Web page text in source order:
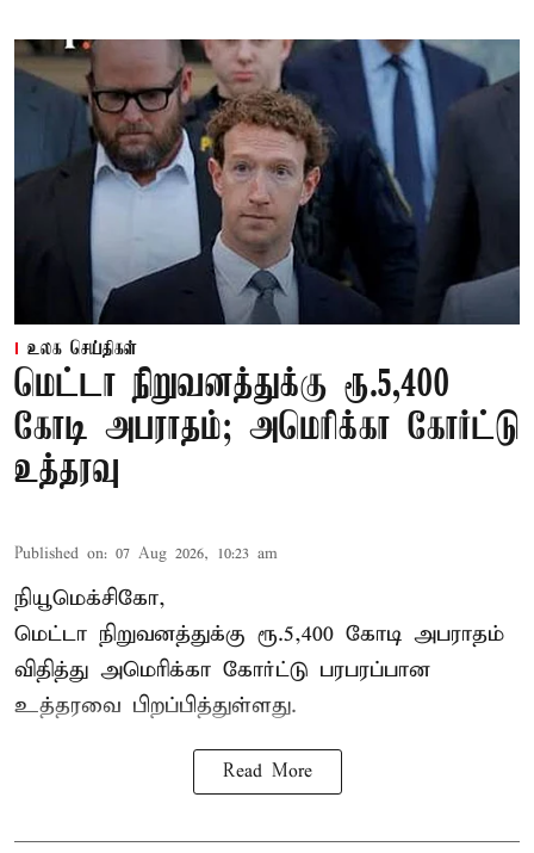
உலக செய்திகள்
மெட்டா நிறுவனத்துக்கு ரூ.5,400
கோடி அபராதம்; அமெரிக்கா கோர்ட்டு
உத்தரவு
Published on: 07 Aug 2026, 10:23 am
நியூமெக்சிகோ,
மெட்டா நிறுவனத்துக்கு ரூ.5,400 கோடி அபராதம்
விதித்து அமெரிக்கா கோர்ட்டு பரபரப்பான
உத்தரவை பிறப்பித்துள்ளது.
Read More